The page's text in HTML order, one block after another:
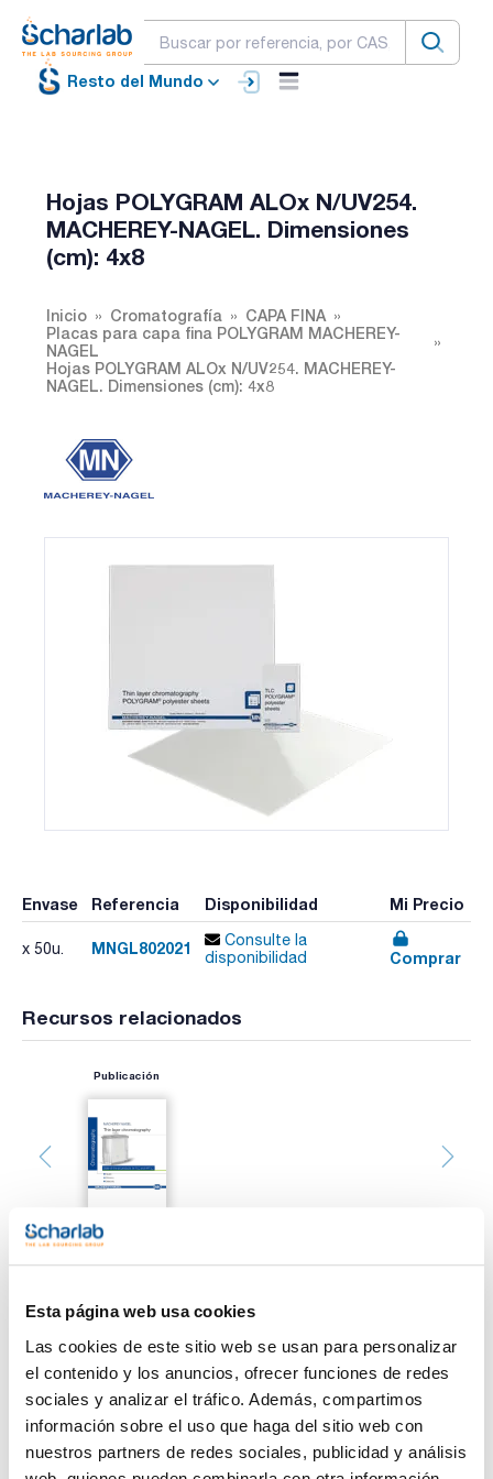
Esta página web usa cookies
Las cookies de este sitio web se usan para personalizar
el contenido y los anuncios, ofrecer funciones de redes
sociales y analizar el tráfico. Además, compartimos
información sobre el uso que haga del sitio web con
nuestros partners de redes sociales, publicidad y análisis
Resto del Mundo
Hojas POLYGRAM ALOx N/UV254.
MACHEREY-NAGEL. Dimensiones
(cm): 4x8
Inicio Cromatografía
CAPA FINA
Placas para capa fina POLYGRAM MACHEREY-
NAGEL
Hojas POLYGRAM ALOx N/UV254. MACHEREY-
NAGEL. Dimensiones (cm): 4x8
Envase Referencia Disponibilidad Mi Precio
x 50u. MNGL802021
Consulte la
disponibilidad
Comprar
Recursos relacionados
Publicación
Imprimir ficha de
Características
Tipo : Alox N UV254
Adsorbente : Óxido de aluminio
Indicador : Sí
Espesor (mm) : 0,20
Pack (u.) : 50
Ver más